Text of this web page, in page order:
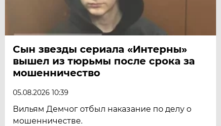
Сын звезды сериала «Интерны»
вышел из тюрьмы после срока за
мошенничество
05.08.2026 10:39
Вильям Демчог отбыл наказание по делу о
мошенничестве.